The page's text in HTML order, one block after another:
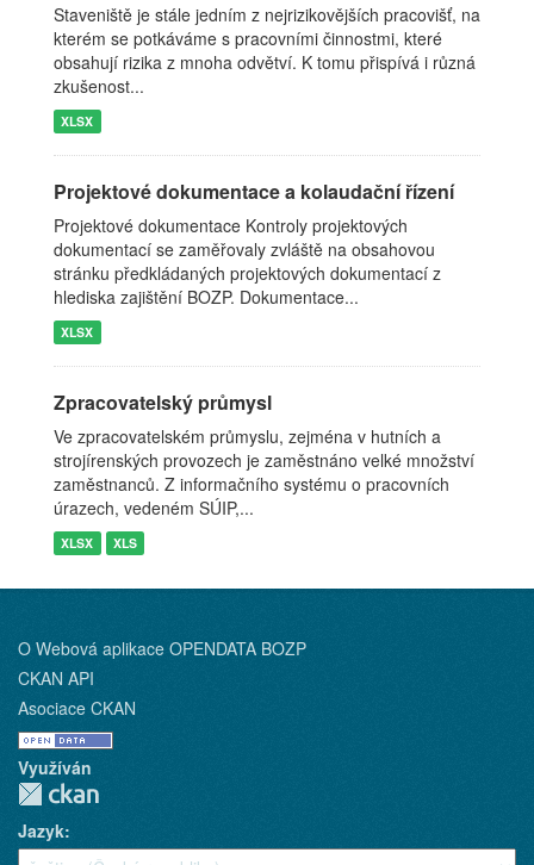
Staveniště je stále jedním z nejrizikovějších pracovišť, na
kterém se potkáváme s pracovními činnostmi, které
obsahují rizika z mnoha odvětví. K tomu přispívá i různá
zkušenost...
XLSX
Projektové dokumentace a kolaudační řízení
Projektové dokumentace Kontroly projektových
dokumentací se zaměřovaly zvláště na obsahovou
stránku předkládaných projektových dokumentací z
hlediska zajištění BOZP. Dokumentace...
XLSX
Zpracovatelský průmysl
Ve zpracovatelském průmyslu, zejména v hutních a
strojírenských provozech je zaměstnáno velké množství
zaměstnanců. Z informačního systému o pracovních
úrazech, vedeném SÚIP,...
XLSX XLS
O Webová aplikace OPENDATA BOZP
CKAN API
Asociace CKAN
Využíván
Jazyk